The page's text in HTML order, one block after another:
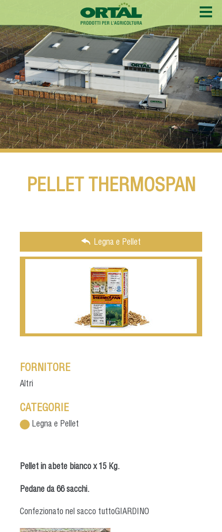
PELLET THERMOSPAN
Legna e Pellet
FORNITORE
Altri
CATEGORIE
Legna e Pellet
Pellet in abete bianco x 15 Kg.
Pedane da 66 sacchi.
Confezionato nel sacco tuttoGIARDINO